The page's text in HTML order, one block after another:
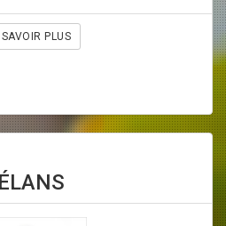
SAVOIR PLUS
TRÉLANS